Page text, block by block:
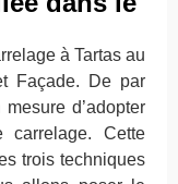
à Tartas au
Façade. De par
d’adopter
Cette
trois techniques